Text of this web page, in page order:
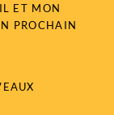
ET MON
PROCHAIN